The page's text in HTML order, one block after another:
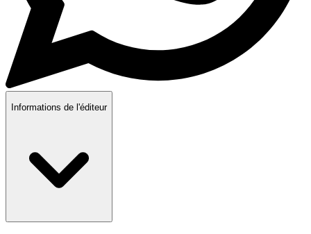
Informations de l'éditeur